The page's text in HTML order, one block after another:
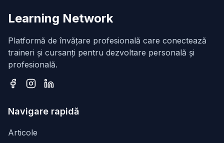
Learning Network
Platformă de învățare profesională care conectează
traineri și cursanți pentru dezvoltare personală și
profesională.
Navigare rapidă
Articole